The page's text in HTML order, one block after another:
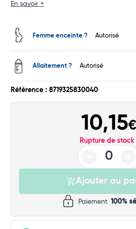
En savoir +
Femme enceinte ? Autorisé
Allaitement ? Autorisé
Référence : 8719325830040
10,15€
Rupture de stock
Ajouter au
Paiement 100%